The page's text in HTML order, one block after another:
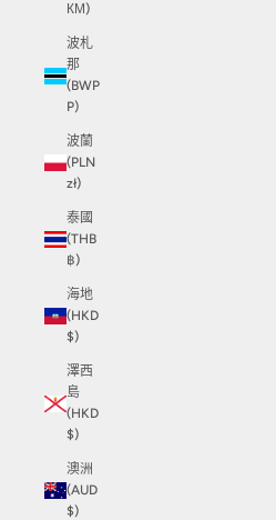
КМ)
波札
那
(BWP
P)
波蘭
(PLN
zł)
泰國
(THB
฿)
海地
(HKD
$)
澤西
島
(HKD
$)
澳洲
(AUD
$)